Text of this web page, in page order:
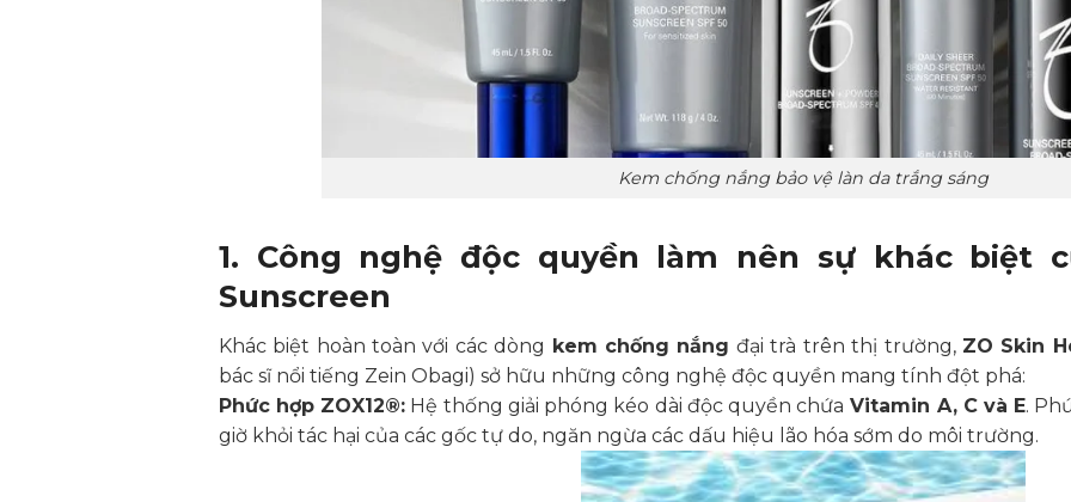
Kem chống nắng bảo vệ làn da trắng sáng
1. Công nghệ độc quyền làm nên sự khác biệt
Sunscreen
Khác biệt hoàn toàn với các dòng kem chống nắng đại trà trên thị trường, ZO Skin
bác sĩ nổi tiếng Zein Obagi) sở hữu những công nghệ độc quyền mang tính đột phá:
Phức hợp ZOX12®: Hệ thống giải phóng kéo dài độc quyền chứa Vitamin A, C và E.
giờ khỏi tác hại của các gốc tự do, ngăn ngừa các dấu hiệu lão hóa sớm do môi trường.